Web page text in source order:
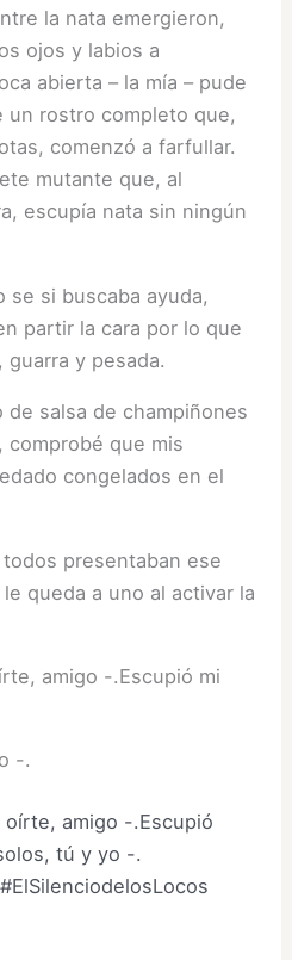
la nata emergieron,
ojos y labios a
abierta – la mía – pude
un rostro completo que,
comenzó a farfullar.
mutante que, al
escupía nata sin ningún
se si buscaba ayuda,
partir la cara por lo que
guarra y pesada.
salsa de champiñones
comprobé que mis
congelados en el
presentaban ese
queda a uno al activar la
amigo -.Escupió mi
-.
amigo -.Escupió
tú y yo -.